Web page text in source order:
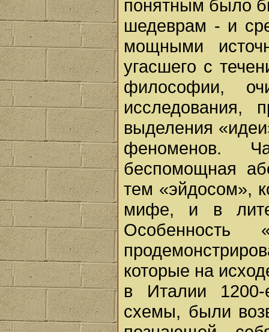
понятным было
шедеврам - и
мощными
угасшего с
философии,
исследования,
выделения
феноменов.
беспомощная
тем «эйдосом»,
мифе, и в
которые на
в Италии 1200-
схемы, были